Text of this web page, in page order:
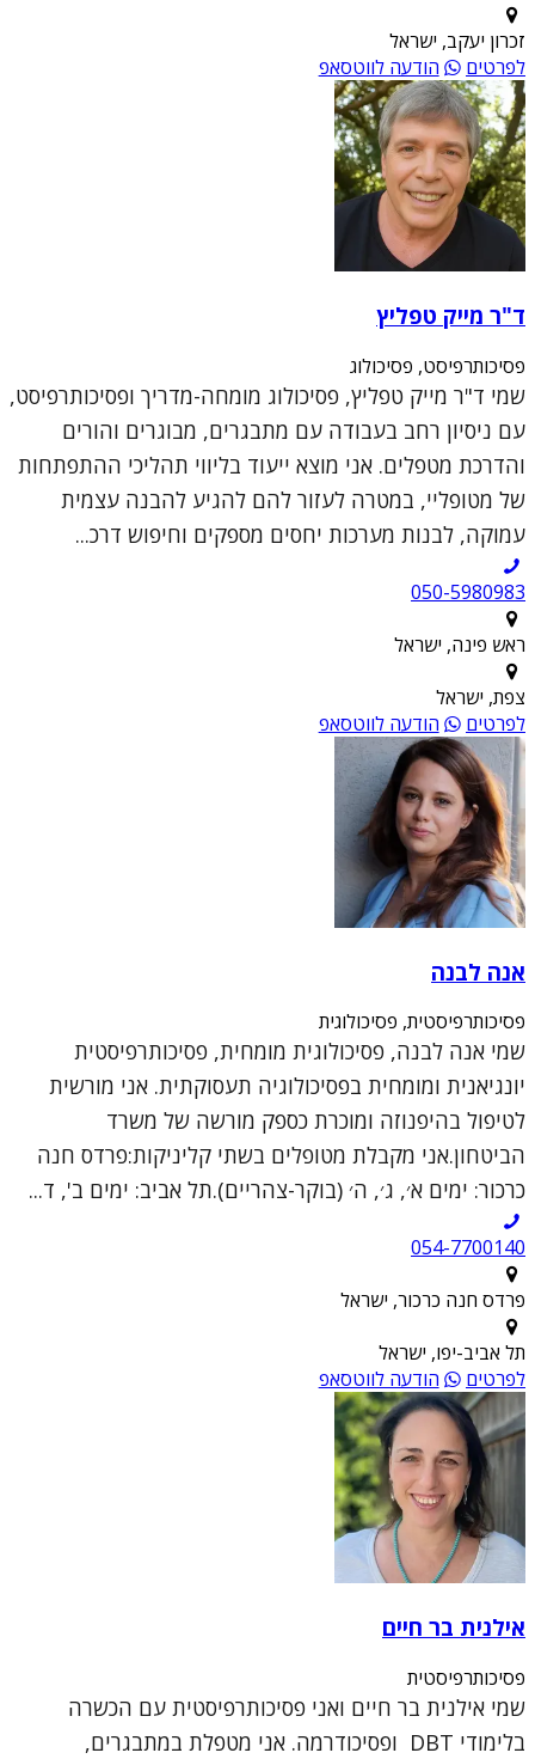
זכרון יעקב, ישראל
לפרטים
הודעה לווטסאפ
ד"ר מייק טפליץ
פסיכותרפיסט, פסיכולוג
שמי ד"ר מייק טפליץ, פסיכולוג מומחה-מדריך ופסיכותרפיסט,
עם ניסיון רחב בעבודה עם מתבגרים, מבוגרים והורים
והדרכת מטפלים. אני מוצא ייעוד בליווי תהליכי ההתפתחות
של מטופליי, במטרה לעזור להם להגיע להבנה עצמית
עמוקה, לבנות מערכות יחסים מספקים וחיפוש דרכ...
050-5980983
ראש פינה, ישראל
צפת, ישראל
לפרטים
הודעה לווטסאפ
אנה לבנה
פסיכותרפיסטית, פסיכולוגית
שמי אנה לבנה, פסיכולוגית מומחית, פסיכותרפיסטית
יונגיאנית ומומחית בפסיכולוגיה תעסוקתית. אני מורשית
לטיפול בהיפנוזה ומוכרת כספק מורשה של משרד
הביטחון.אני מקבלת מטופלים בשתי קליניקות:פרדס חנה
כרכור: ימים א׳, ג׳, ה׳ (בוקר-צהריים).תל אביב: ימים ב', ד...
054-7700140
פרדס חנה כרכור, ישראל
תל אביב-יפו, ישראל
לפרטים
הודעה לווטסאפ
אילנית בר חיים
פסיכותרפיסטית
שמי אילנית בר חיים ואני פסיכותרפיסטית עם הכשרה
בלימודי DBT ופסיכודרמה. אני מטפלת במתבגרים,